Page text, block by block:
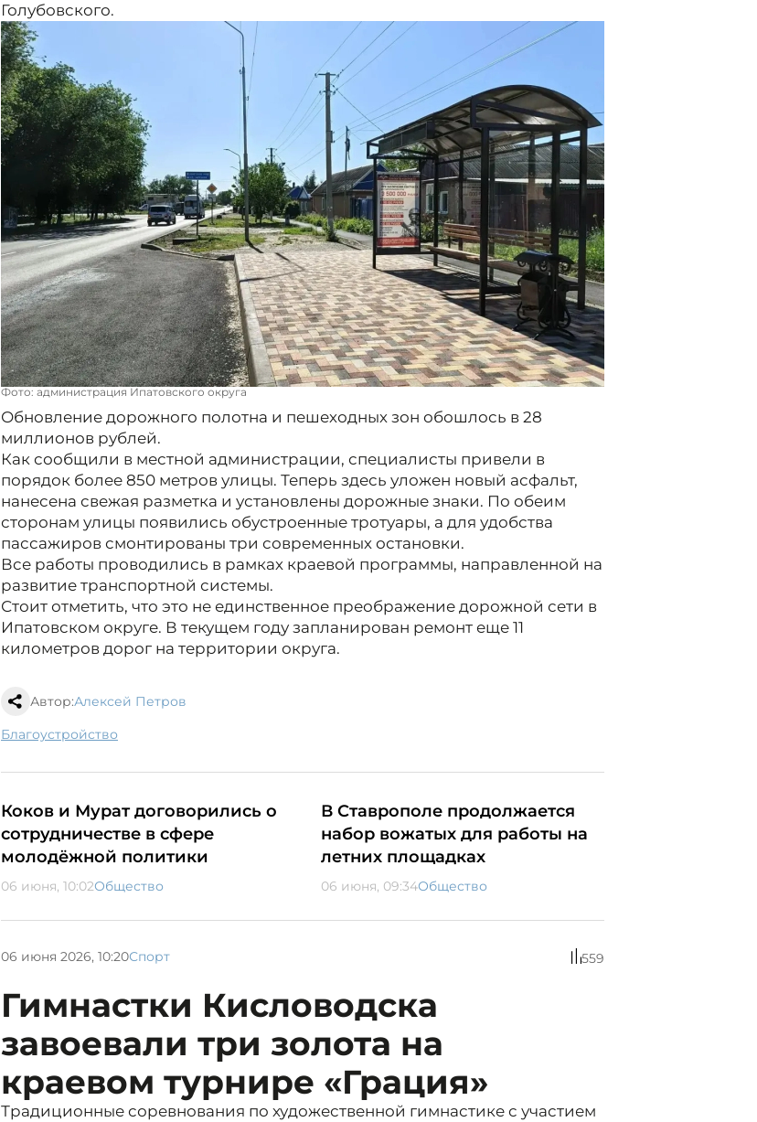
Голубовского.
Фото: администрация Ипатовского округа
Обновление дорожного полотна и пешеходных зон обошлось в 28
миллионов рублей.
Как сообщили в местной администрации, специалисты привели в
порядок более 850 метров улицы. Теперь здесь уложен новый асфальт,
нанесена свежая разметка и установлены дорожные знаки. По обеим
сторонам улицы появились обустроенные тротуары, а для удобства
пассажиров смонтированы три современных остановки.
Все работы проводились в рамках краевой программы, направленной на
развитие транспортной системы.
Стоит отметить, что это не единственное преображение дорожной сети в
Ипатовском округе. В текущем году запланирован ремонт еще 11
километров дорог на территории округа.
Автор:Алексей Петров
благоустройство
Коков и Мурат договорились о
сотрудничестве в сфере
молодёжной политики
06 июня, 10:02Общество
В Ставрополе продолжается
набор вожатых для работы на
летних площадках
06 июня, 09:34Общество
06 июня 2026, 10:20Спорт 559
Гимнастки Кисловодска
завоевали три золота на
краевом турнире «Грация»
Традиционные соревнования по художественной гимнастике с участием